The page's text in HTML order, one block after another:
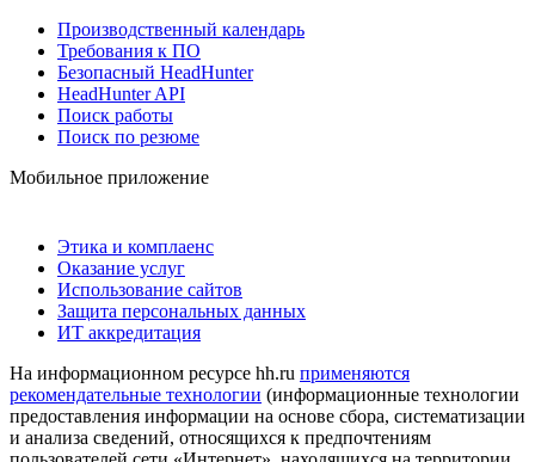
Производственный календарь
Требования к ПО
Безопасный HeadHunter
HeadHunter API
Поиск работы
Поиск по резюме
Мобильное приложение
Этика и комплаенс
Оказание услуг
Использование сайтов
Защита персональных данных
ИТ аккредитация
На информационном ресурсе hh.ru применяются
рекомендательные технологии (информационные технологии
предоставления информации на основе сбора, систематизации
и анализа сведений, относящихся к предпочтениям